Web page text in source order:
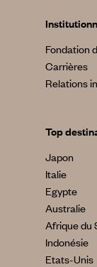
Fondation
Carrières
Relations
Top
Japon
Italie
Egypte
Australie
Afrique du
Indonésie
Etats-Unis